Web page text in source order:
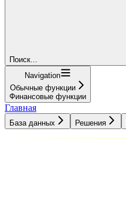
Поиск...
Navigation
Обычные функции
Финансовые функции
Главная
База данных Решения